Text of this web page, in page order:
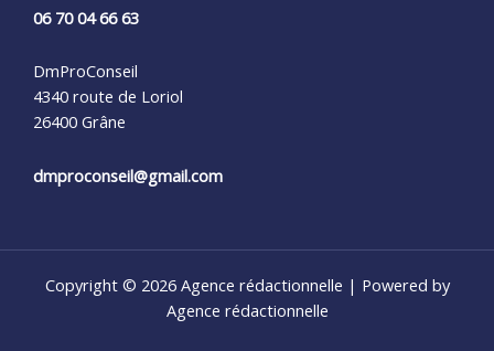
06 70 04 66 63
DmProConseil
4340 route de Loriol
26400 Grâne
dmproconseil@gmail.com
Copyright © 2026 Agence rédactionnelle | Powered by
Agence rédactionnelle